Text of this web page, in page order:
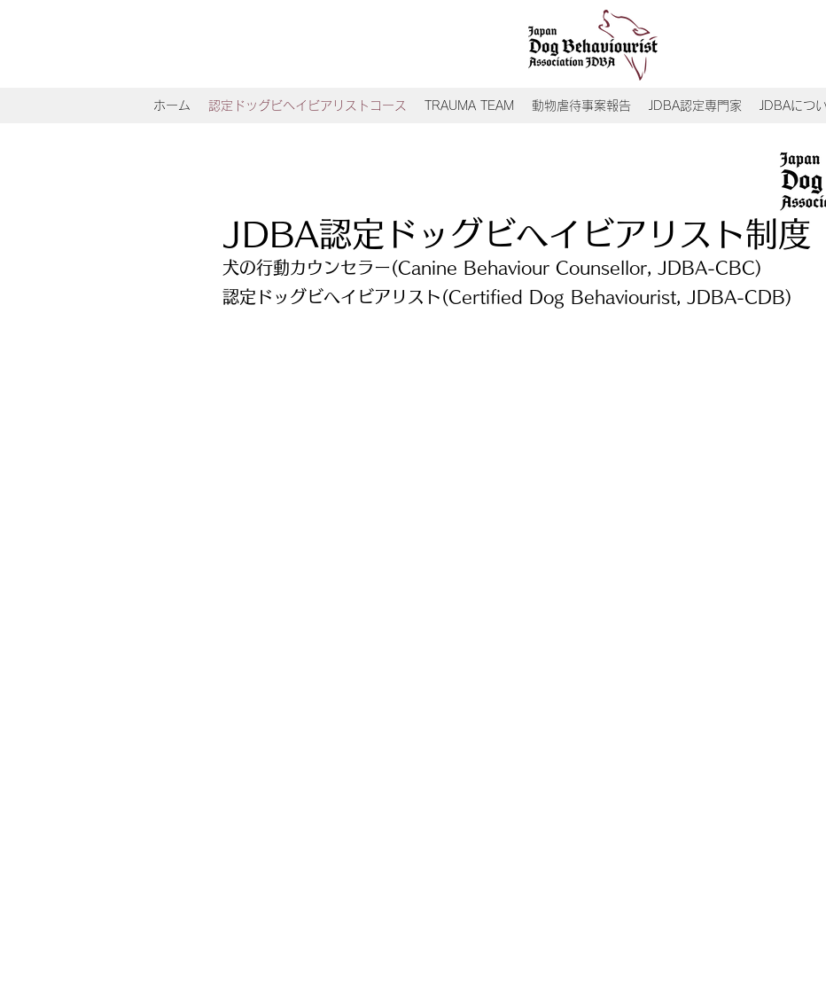
ホーム 認定ドッグビヘイビアリストコース TRAUMA TEAM 動物虐待事案報告 JDBA認定専門家 JDBAにつ
JDBA認定ドッグビヘイビアリスト制度
犬の行動カウンセラー(Canine Behaviour Counsellor, JDBA-CBC)
認定ドッグビヘイビアリスト(Certified Dog Behaviourist, JDBA-CDB)